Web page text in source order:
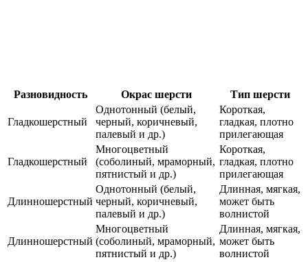
Разновидность Окрас шерсти Тип шерсти
Гладкошерстный
Однотонный (белый,
черный, коричневый,
палевый и др.)
Короткая,
гладкая, плотно
прилегающая
Гладкошерстный
Многоцветный
(соболиный, мраморный,
пятнистый и др.)
Короткая,
гладкая, плотно
прилегающая
Длинношерстный
Однотонный (белый,
черный, коричневый,
палевый и др.)
Длинная, мягкая,
может быть
волнистой
Длинношерстный
Многоцветный
(соболиный, мраморный,
пятнистый и др.)
Длинная, мягкая,
может быть
волнистой